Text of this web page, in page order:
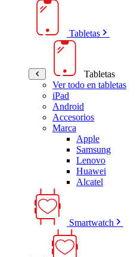
Tabletas
Tabletas
Ver todo en tabletas
iPad
Android
Accesorios
Marca
Apple
Samsung
Lenovo
Huawei
Alcatel
Smartwatch